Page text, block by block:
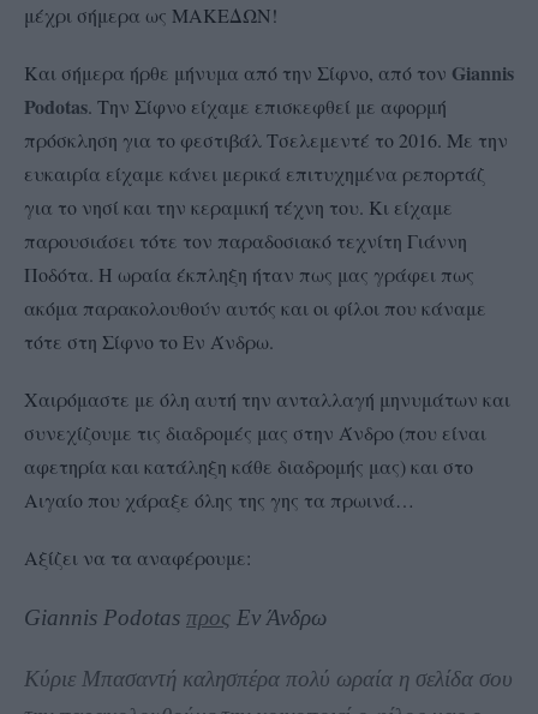
μέχρι σήμερα ως ΜΑΚΕΔΩΝ!
Και σήμερα ήρθε μήνυμα από την Σίφνο, από τον Giannis
Podotas. Την Σίφνο είχαμε επισκεφθεί με αφορμή
πρόσκληση για το φεστιβάλ Τσελεμεντέ το 2016. Με την
ευκαιρία είχαμε κάνει μερικά επιτυχημένα ρεπορτάζ
για το νησί και την κεραμική τέχνη του. Κι είχαμε
παρουσιάσει τότε τον παραδοσιακό τεχνίτη Γιάννη
Ποδότα. Η ωραία έκπληξη ήταν πως μας γράφει πως
ακόμα παρακολουθούν αυτός και οι φίλοι που κάναμε
τότε στη Σίφνο το Εν Άνδρω.
Χαιρόμαστε με όλη αυτή την ανταλλαγή μηνυμάτων και
συνεχίζουμε τις διαδρομές μας στην Άνδρο (που είναι
αφετηρία και κατάληξη κάθε διαδρομής μας) και στο
Αιγαίο που χάραξε όλης της γης τα πρωινά…
Αξίζει να τα αναφέρουμε:
Giannis Podotas προς Εν Άνδρω
Κύριε Μπασαντή καλησπέρα πολύ ωραία η σελίδα σου